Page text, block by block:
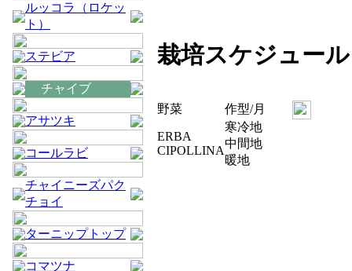
ルッコラ（ロケッ
ト）
ステビア
チャイブ
アサツキ
コールラビ
チャイニーズパク
チョイ
ターニップトップ
コマツナ
栽培スケジュール
野菜 作型/月
ERBA
CIPOLLINA
寒冷地
中間地
暖地